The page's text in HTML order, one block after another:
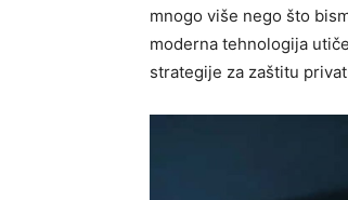
mnogo više nego što
moderna tehnologija
strategije za zaštitu